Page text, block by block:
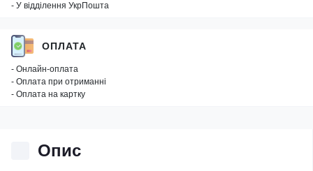
- У відділення УкрПошта
ОПЛАТА
- Онлайн-оплата
- Оплата при отриманні
- Оплата на картку
Опис